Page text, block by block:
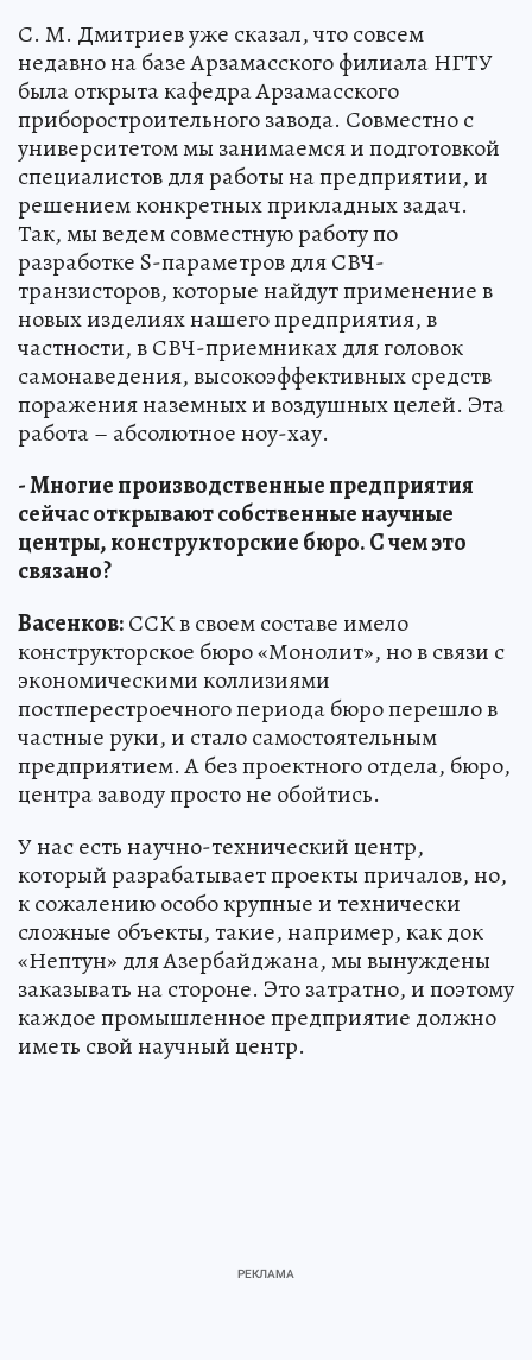
С. М. Дмитриев уже сказал, что совсем
недавно на базе Арзамасского филиала НГТУ
была открыта кафедра Арзамасского
приборостроительного завода. Совместно с
университетом мы занимаемся и подготовкой
специалистов для работы на предприятии, и
решением конкретных прикладных задач.
Так, мы ведем совместную работу по
разработке S-параметров для СВЧ-
транзисторов, которые найдут применение в
новых изделиях нашего предприятия, в
частности, в СВЧ-приемниках для головок
самонаведения, высокоэффективных средств
поражения наземных и воздушных целей. Эта
работа – абсолютное ноу-хау.
- Многие производственные предприятия
сейчас открывают собственные научные
центры, конструкторские бюро. С чем это
связано?
Васенков:ССК в своем составе имело
конструкторское бюро «Монолит», но в связи с
экономическими коллизиями
постперестроечного периода бюро перешло в
частные руки, и стало самостоятельным
предприятием. А без проектного отдела, бюро,
центра заводу просто не обойтись.
У нас есть научно-технический центр,
который разрабатывает проекты причалов, но,
к сожалению особо крупные и технически
сложные объекты, такие, например, как док
«Нептун» для Азербайджана, мы вынуждены
заказывать на стороне. Это затратно, и поэтому
каждое промышленное предприятие должно
иметь свой научный центр.